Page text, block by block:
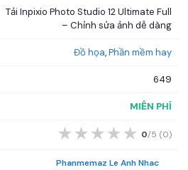
Tải Inpixio Photo Studio 12 Ultimate Full
– Chỉnh sửa ảnh dễ dàng
Đồ họa,Phần mềm hay
649
MIỄN PHÍ
★ ★ ★ ★ ★ 0/5 (0)
Phanmemaz Le Anh Nhac